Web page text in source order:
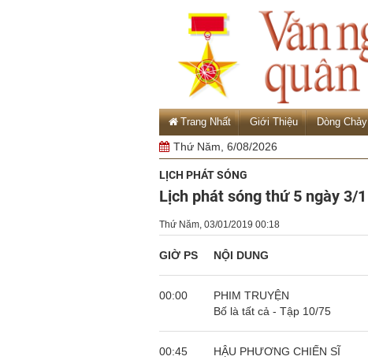
Trang Nhất Giới Thiệu Dòng Chảy
Thứ Năm, 6/08/2026
LỊCH PHÁT SÓNG
Lịch phát sóng thứ 5 ngày 3/1
Thứ Năm, 03/01/2019 00:18
GIỜ PS NỘI DUNG
00:00
PHIM TRUYỆN
Bố là tất cả - Tập 10/75
00:45
HẬU PHƯƠNG CHIẾN SĨ